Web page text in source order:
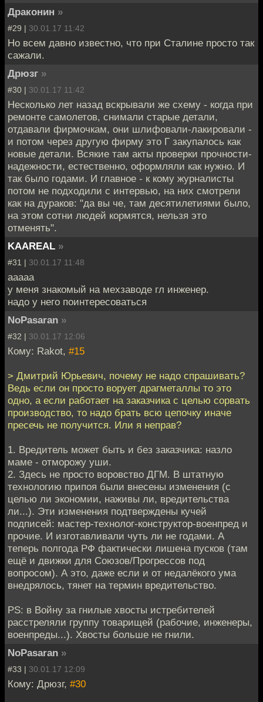
Драконин »
#29 | 30.01.17 11:42
Но всем давно известно, что при Сталине просто так
сажали.
Дрюзг »
#30 | 30.01.17 11:42
Несколько лет назад вскрывали же схему - когда при
ремонте самолетов, снимали старые детали,
отдавали фирмочкам, они шлифовали-лакировали -
и потом через другую фирму это Г закупалось как
новые детали. Всякие там акты проверки прочности-
надежности, естественно, оформляли как нужно. И
так было годами. И главное - к кому журналисты
потом не подходили с интервью, на них смотрели
как на дураков: "да вы че, там десятилетиями было,
на этом сотни людей кормятся, нельзя это
отменять".
KAAREAL »
#31 | 30.01.17 11:48
ааааа
у меня знакомый на мехзаводе гл инженер.
надо у него поинтересоваться
NoPasaran »
#32 | 30.01.17 12:06
Кому: Rakot, #15
> Дмитрий Юрьевич, почему не надо спрашивать?
Ведь если он просто ворует драгметаллы то это
одно, а если работает на заказчика с целью сорвать
производство, то надо брать всю цепочку иначе
пресечь не получится. Или я неправ?
1. Вредитель может быть и без заказчика: назло
маме - отморожу уши.
2. Здесь не просто воровство ДГМ. В штатную
технологию припоя были внесены изменения (с
целью ли экономии, наживы ли, вредительства
ли...). Эти изменения подтверждены кучей
подписей: мастер-технолог-конструктор-военпред и
прочие. И изготавливали чуть ли не годами. А
теперь полгода РФ фактически лишена пусков (там
ещё и движки для Союзов/Прогрессов под
вопросом). А это, даже если и от недалёкого ума
внедрялось, тянет на термин вредительство.
PS: в Войну за гнилые хвосты истребителей
расстреляли группу товарищей (рабочие, инженеры,
военпреды...). Хвосты больше не гнили.
NoPasaran »
#33 | 30.01.17 12:09
Кому: Дрюзг, #30